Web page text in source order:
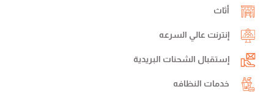
أثاث
إنترنت عالي السرعه
إستقبال الشحنات البريدية
خدمات النظافه